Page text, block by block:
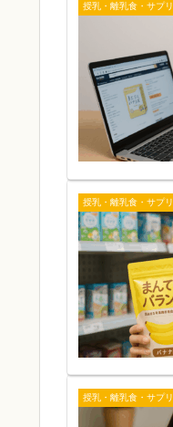
授乳・離乳食・サプリ
授乳・離乳食・サプリ
授乳・離乳食・サプリ